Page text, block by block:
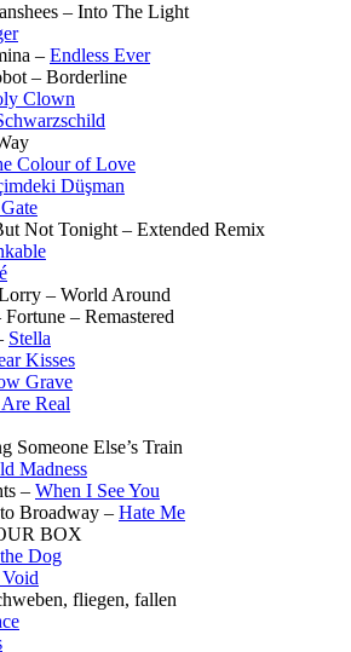
– Into The Light
– Endless Ever
– Borderline
Clown
Colour of Love
Düşman
Not Tonight – Extended Remix
– World Around
– Remastered
Stella
Kisses
Grave
Real
Someone Else’s Train
Madness
– When I See You
Broadway – Hate Me
BOX
Dog
fliegen, fallen